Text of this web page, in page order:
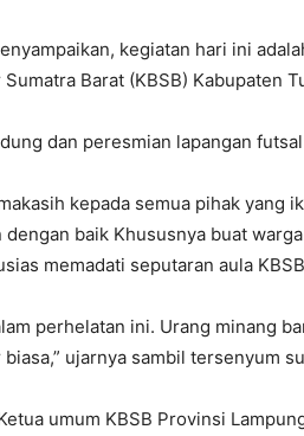
kegiatan hari ini
Barat (KBSB) Kabupaten
dan peresmian lapangan futsal
kepada semua pihak yang
baik Khususnya buat
memadati seputaran aula
perhelatan ini. Urang minang
ujarnya sambil tersenyum
umum KBSB Provinsi